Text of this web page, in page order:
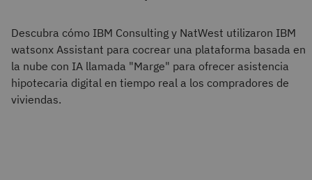
Descubra cómo IBM Consulting y NatWest utilizaron IBM
watsonx Assistant para cocrear una plataforma basada en
la nube con IA llamada "Marge" para ofrecer asistencia
hipotecaria digital en tiempo real a los compradores de
viviendas.